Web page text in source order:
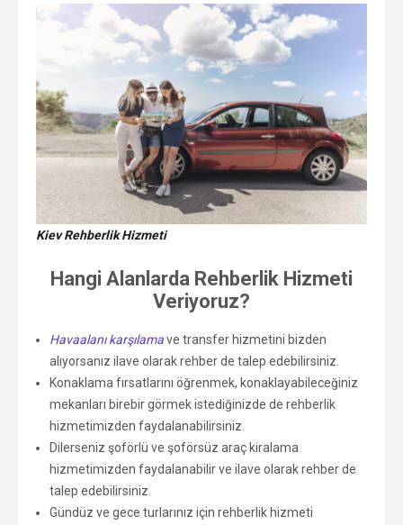
Kiev Rehberlik Hizmeti
Hangi Alanlarda Rehberlik Hizmeti
Veriyoruz?
Havaalanı karşılamave transfer hizmetini bizden
alıyorsanız ilave olarak rehber de talep edebilirsiniz.
Konaklama fırsatlarını öğrenmek, konaklayabileceğiniz
mekanları birebir görmek istediğinizde de rehberlik
hizmetimizden faydalanabilirsiniz.
Dilerseniz şoförlü ve şoförsüz araç kiralama
hizmetimizden faydalanabilir ve ilave olarak rehber de
talep edebilirsiniz.
Gündüz ve gece turlarınız için rehberlik hizmeti